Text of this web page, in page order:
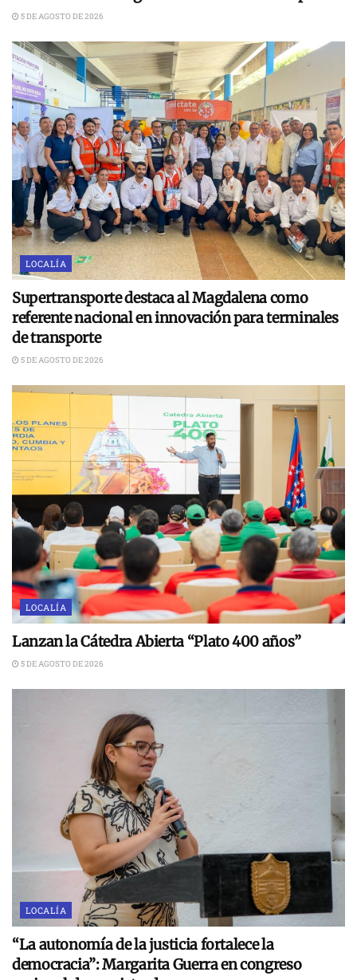
5 DE AGOSTO DE 2026
LOCALÍA
Supertransporte destaca al Magdalena como
referente nacional en innovación para terminales
de transporte
5 DE AGOSTO DE 2026
LOCALÍA
Lanzan la Cátedra Abierta “Plato 400 años”
5 DE AGOSTO DE 2026
LOCALÍA
“La autonomía de la justicia fortalece la
democracia”: Margarita Guerra en congreso